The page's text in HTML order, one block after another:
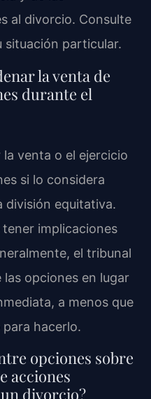
al divorcio. Consulte
situación particular.
la venta de
durante el
venta o el ejercicio
si lo considera
división equitativa.
implicaciones
el tribunal
opciones en lugar
a menos que
hacerlo.
opciones sobre
acciones
divorcio?